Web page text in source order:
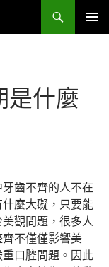
是什麼
齒不齊的人不在
麼大礙，只要能
觀問題，很多人
不僅僅影響美
口腔問題。因此